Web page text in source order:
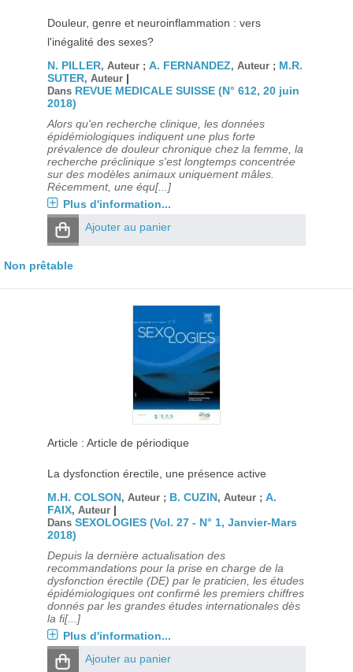
Douleur, genre et neuroinflammation : vers
l'inégalité des sexes?
N. PILLER, Auteur ; A. FERNANDEZ, Auteur ; M.R.
SUTER, Auteur |
Dans REVUE MEDICALE SUISSE (N° 612, 20 juin
2018)
Alors qu'en recherche clinique, les données
épidémiologiques indiquent une plus forte
prévalence de douleur chronique chez la femme, la
recherche préclinique s'est longtemps concentrée
sur des modèles animaux uniquement mâles.
Récemment, une équ[...]
Plus d'information...
Ajouter au panier
Non prêtable
Article : Article de périodique
La dysfonction érectile, une présence active
M.H. COLSON, Auteur ; B. CUZIN, Auteur ; A.
FAIX, Auteur |
Dans SEXOLOGIES (Vol. 27 - N° 1, Janvier-Mars
2018)
Depuis la dernière actualisation des
recommandations pour la prise en charge de la
dysfonction érectile (DE) par le praticien, les études
épidémiologiques ont confirmé les premiers chiffres
donnés par les grandes études internationales dès
la fi[...]
Plus d'information...
Ajouter au panier